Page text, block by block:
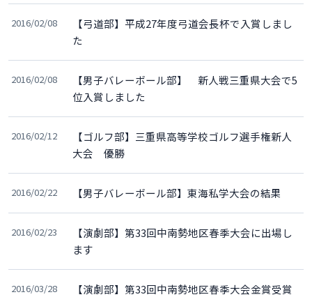
2016/02/08
【弓道部】平成27年度弓道会長杯で入賞しまし
た
2016/02/08
【男子バレーボール部】 新人戦三重県大会で5
位入賞しました
2016/02/12
【ゴルフ部】三重県高等学校ゴルフ選手権新人
大会 優勝
2016/02/22 【男子バレーボール部】東海私学大会の結果
2016/02/23
【演劇部】第33回中南勢地区春季大会に出場し
ます
2016/03/28 【演劇部】第33回中南勢地区春季大会金賞受賞